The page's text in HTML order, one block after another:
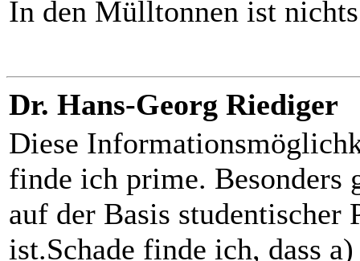
In den Mülltonnen ist
Dr. Hans-Georg Riediger
Diese
finde ich prime. Besonders
auf der Basis studentischer
ist.Schade finde ich, dass